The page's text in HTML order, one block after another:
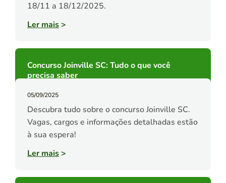
18/11 a 18/12/2025.
Ler mais>
Concurso Joinville SC: Tudo o que você
precisa saber
05/09/2025
Descubra tudo sobre o concurso Joinville SC.
Vagas, cargos e informações detalhadas estão
à sua espera!
Ler mais>